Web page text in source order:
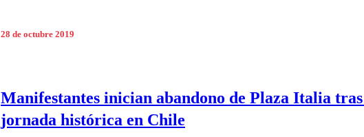
28 de octubre 2019
Manifestantes inician abandono de Plaza Italia
jornada histórica en Chile